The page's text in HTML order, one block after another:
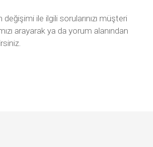
ile ilgili sorularınızı müşteri
arayarak ya da yorum alanından